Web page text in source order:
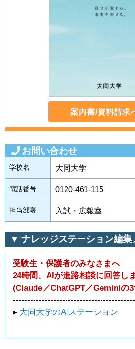
案内書/資料請求
お問い合わせ
学校名 大同大学
電話番号 0120-461-115
担当部署 入試・広報室
▼ ナレッジステーション編集
受験生・保護者のみなさまへ
24時間、AIが進路相談に回答し
(Claude／ChatGPT／Geminiの
▸ 大同大学のAIステーション